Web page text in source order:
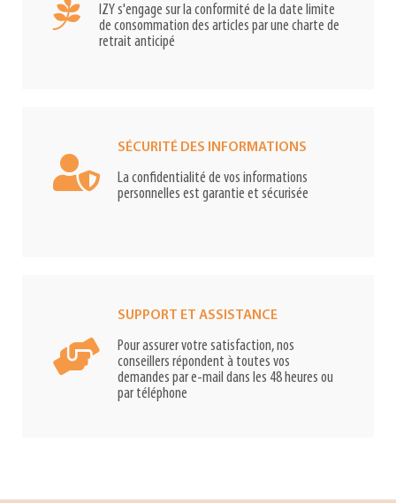
IZY s'engage sur la conformité de la date limite
de consommation des articles par une charte de
retrait anticipé
SÉCURITÉ DES INFORMATIONS
La confidentialité de vos informations
personnelles est garantie et sécurisée
SUPPORT ET ASSISTANCE
Pour assurer votre satisfaction, nos
conseillers répondent à toutes vos
demandes par e-mail dans les 48 heures ou
par téléphone